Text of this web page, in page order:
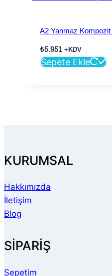
A2 Yanmaz
₺5.951 +KDV
Sepete Ekle
KURUMSAL
Hakkımızda
İletişim
Blog
SİPARİŞ
Sepetim